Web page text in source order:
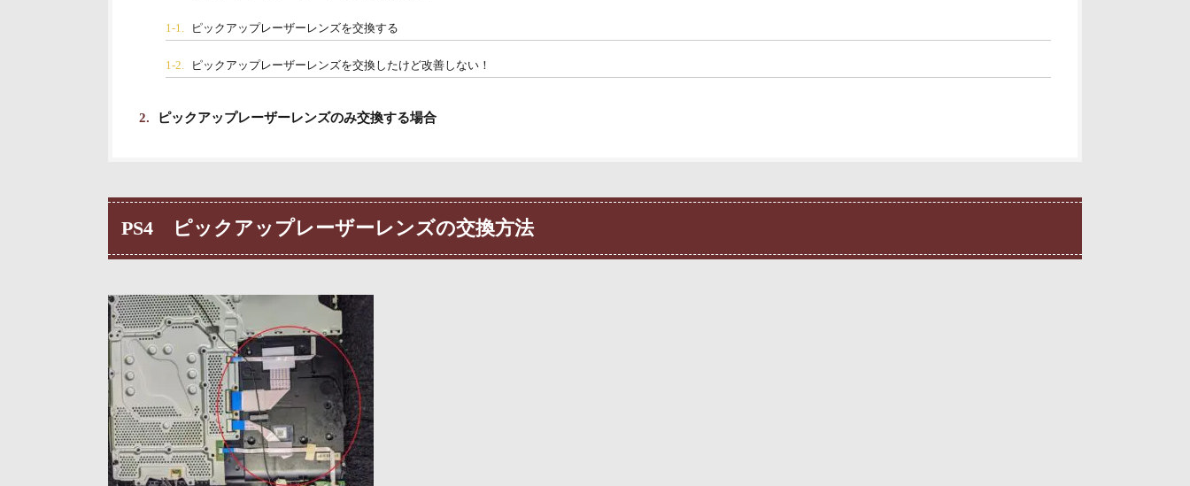
1-1. ピックアップレーザーレンズを交換する
1-2. ピックアップレーザーレンズを交換したけど改善しない！
2. ピックアップレーザーレンズのみ交換する場合
PS4 ピックアップレーザーレンズの交換方法